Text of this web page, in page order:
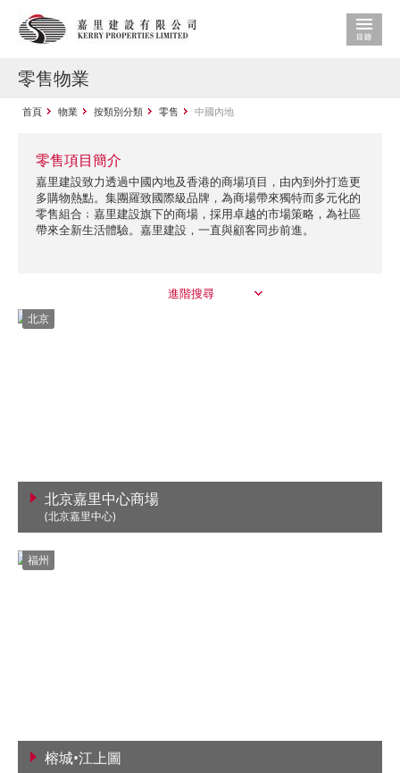
零售物業
首頁 物業 按類別分類 零售 中國內地
零售項目簡介
嘉里建設致力透過中國內地及香港的商場項目，由內到外打造更
多購物熱點。集團羅致國際級品牌，為商場帶來獨特而多元化的
零售組合﹔嘉里建設旗下的商場，採用卓越的市場策略，為社區
帶來全新生活體驗。嘉里建設，一直與顧客同步前進。
進階搜尋
北京
北京嘉里中心商場
(北京嘉里中心)
福州
榕城•江上圖